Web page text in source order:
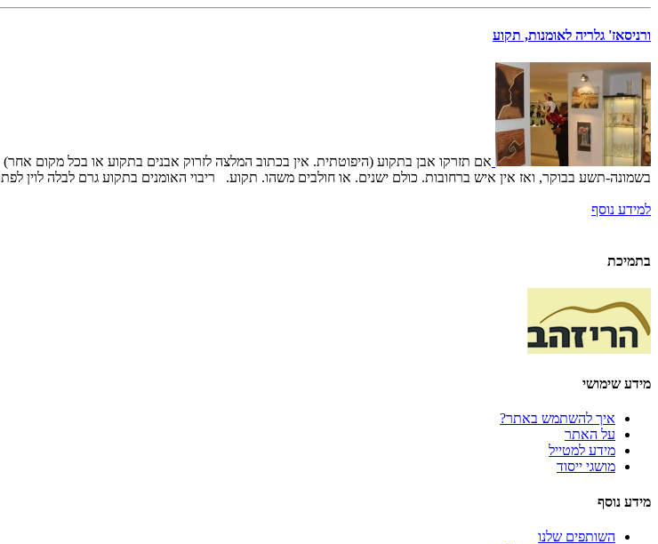
ורניסאז' גלריה לאומנות, תקוע
אם תזרקו אבן בתקוע (היפוטתית. אין בכתוב המלצה לזרוק אבנים בתקוע או בכל מקום
בשמונה-תשע בבוקר, ואז אין איש ברחובות. כולם ישנים. או חולבים משהו. תקוע. ריבוי האומנים בתקוע גרם לבלה לוין
למידע נוסף
בתמיכת
מידע שימושי
איך להשתמש באתר?
על האתר
מידע למטייל
מושגי ייסוד
מידע נוסף
השותפים שלנו